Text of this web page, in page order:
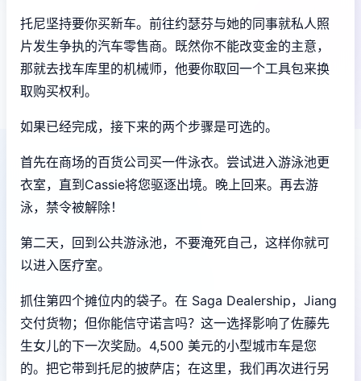
托尼坚持要你买新车。前往约瑟芬与她的同事就私人照
片发生争执的汽车零售商。既然你不能改变金的主意，
那就去找车库里的机械师，他要你取回一个工具包来换
取购买权利。
如果已经完成，接下来的两个步骤是可选的。
首先在商场的百货公司买一件泳衣。尝试进入游泳池更
衣室，直到Cassie将您驱逐出境。晚上回来。再去游
泳，禁令被解除！
第二天，回到公共游泳池，不要淹死自己，这样你就可
以进入医疗室。
抓住第四个摊位内的袋子。在 Saga Dealership，Jiang
交付货物；但你能信守诺言吗？这一选择影响了佐藤先
生女儿的下一次奖励。4,500 美元的小型城市车是您
的。把它带到托尼的披萨店；在这里，我们再次进行另